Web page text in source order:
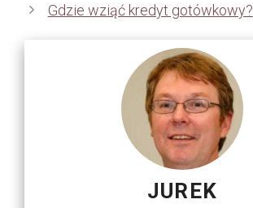
Gdzie wziąć kredyt gotówkowy?
JUREK